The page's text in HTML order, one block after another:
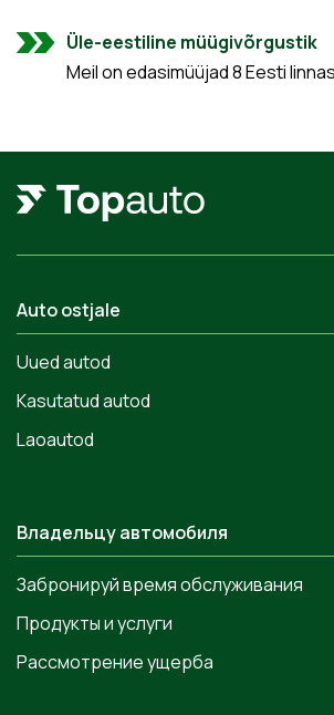
Üle-eestiline müügivõrgustik
Meil on edasimüüjad 8 Eesti linnas
Auto ostjale
Uued autod
Kasutatud autod
Laoautod
Владельцу автомобиля
Забронируй время обслуживания
Продукты и услуги
Рассмотрение ущерба